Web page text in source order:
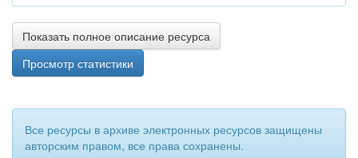
Показать полное описание ресурса
Просмотр статистики
Все ресурсы в архиве электронных ресурсов защищены
авторским правом, все права сохранены.